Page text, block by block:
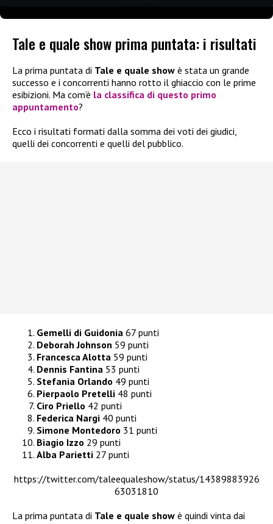
Tale e quale show prima puntata: i risultati
La prima puntata di Tale e quale show è stata un grande
successo e i concorrenti hanno rotto il ghiaccio con le prime
esibizioni. Ma com’è la classifica di questo primo
appuntamento?
Ecco i risultati formati dalla somma dei voti dei giudici,
quelli dei concorrenti e quelli del pubblico.
Gemelli di Guidonia 67 punti
Deborah Johnson 59 punti
Francesca Alotta 59 punti
Dennis Fantina 53 punti
Stefania Orlando 49 punti
Pierpaolo Pretelli 48 punti
Ciro Priello 42 punti
Federica Nargi 40 punti
Simone Montedoro 31 punti
Biagio Izzo 29 punti
Alba Parietti 27 punti
https://twitter.com/taleequaleshow/status/14389883926
63031810
La prima puntata di Tale e quale show è quindi vinta dai